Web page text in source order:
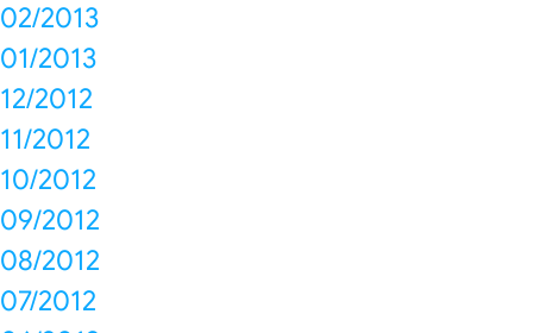
02/2013
01/2013
12/2012
11/2012
10/2012
09/2012
08/2012
07/2012